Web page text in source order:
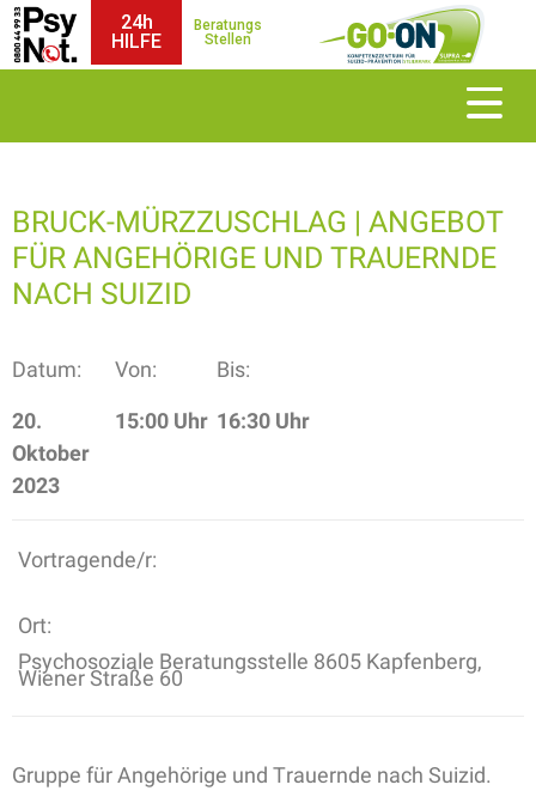
24h
HILFE
Beratungs
Stellen
BRUCK-MÜRZZUSCHLAG | ANGEBOT
FÜR ANGEHÖRIGE UND TRAUERNDE
NACH SUIZID
Datum:
20.
Oktober
2023
Von:
15:00 Uhr
Bis:
16:30 Uhr
Vortragende/r:
Ort:
Psychosoziale Beratungsstelle 8605 Kapfenberg,
Wiener Straße 60
Gruppe für Angehörige und Trauernde nach Suizid.